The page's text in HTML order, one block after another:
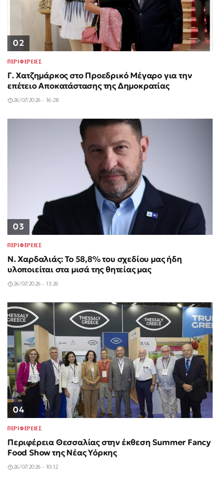
02
ΠΕΡΙΦΕΡΕΙΕΣ
Γ. Χατζημάρκος στο Προεδρικό Μέγαρο για την
επέτειο Αποκατάστασης της Δημοκρατίας
26/07/2026 - 16:28
03
ΠΕΡΙΦΕΡΕΙΕΣ
Ν. Χαρδαλιάς: Το 58,8% του σχεδίου μας ήδη
υλοποιείται στα μισά της θητείας μας
26/07/2026 - 13:26
04
ΠΕΡΙΦΕΡΕΙΕΣ
Περιφέρεια Θεσσαλίας στην έκθεση Summer Fancy
Food Show της Νέας Υόρκης
26/07/2026 - 10:12